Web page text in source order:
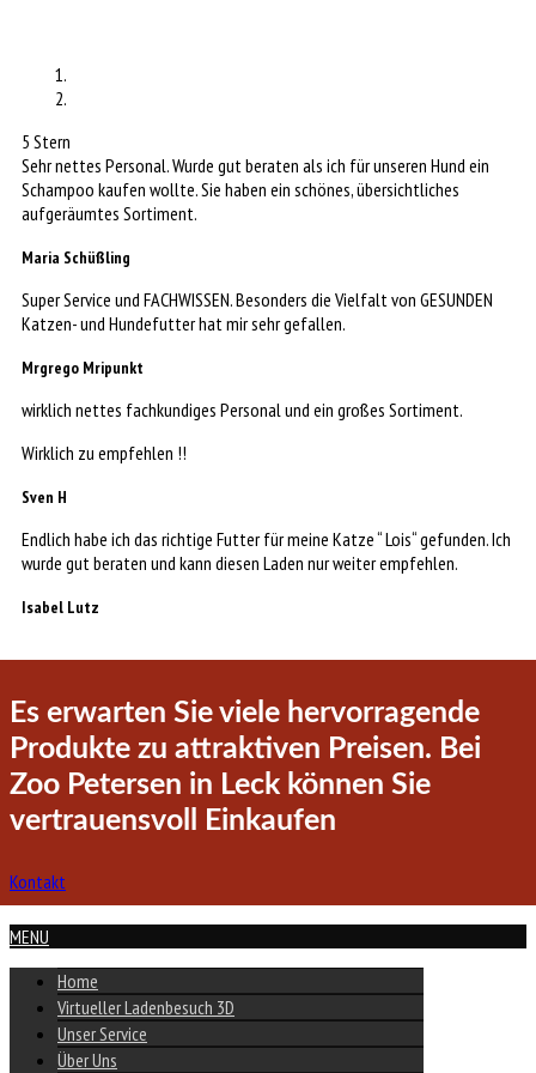
5 Stern
Sehr nettes Personal. Wurde gut beraten als ich für unseren Hund ein
Schampoo kaufen wollte. Sie haben ein schönes, übersichtliches
aufgeräumtes Sortiment.
Maria Schüßling
Super Service und FACHWISSEN. Besonders die Vielfalt von GESUNDEN
Katzen- und Hundefutter hat mir sehr gefallen.
Mrgrego Mripunkt
wirklich nettes fachkundiges Personal und ein großes Sortiment.
Wirklich zu empfehlen !!
Sven H
Endlich habe ich das richtige Futter für meine Katze “ Lois“ gefunden. Ich
wurde gut beraten und kann diesen Laden nur weiter empfehlen.
Isabel Lutz
Es erwarten Sie viele hervorragende
Produkte zu attraktiven Preisen. Bei
Zoo Petersen in Leck können Sie
vertrauensvoll Einkaufen
Kontakt
MENU
Home
Virtueller Ladenbesuch 3D
Unser Service
Über Uns